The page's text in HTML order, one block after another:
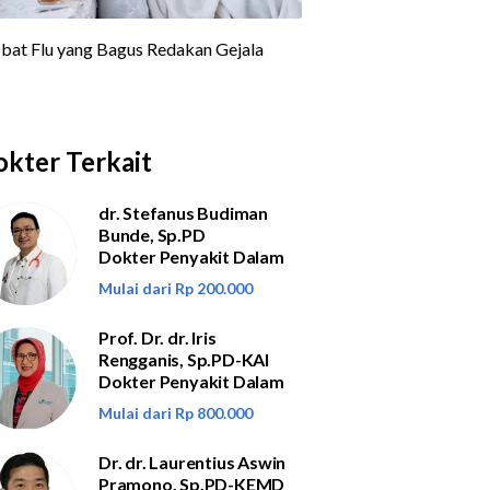
Terkait